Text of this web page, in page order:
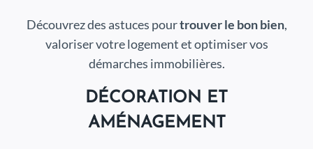
Découvrez des astuces pourtrouver le bon bien,
valoriser votre logement et optimiser vos
démarches immobilières.
DÉCORATION ET
AMÉNAGEMENT